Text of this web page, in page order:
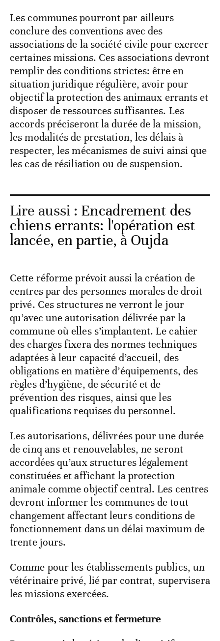
Les communes pourront par ailleurs
conclure des conventions avec des
associations de la société civile pour exercer
certaines missions. Ces associations devront
remplir des conditions strictes: être en
situation juridique régulière, avoir pour
objectif la protection des animaux errants et
disposer de ressources suffisantes. Les
accords préciseront la durée de la mission,
les modalités de prestation, les délais à
respecter, les mécanismes de suivi ainsi que
les cas de résiliation ou de suspension.
Lire aussi : Encadrement des
chiens errants: l'opération est
lancée, en partie, à Oujda
Cette réforme prévoit aussi la création de
centres par des personnes morales de droit
privé. Ces structures ne verront le jour
qu’avec une autorisation délivrée par la
commune où elles s’implantent. Le cahier
des charges fixera des normes techniques
adaptées à leur capacité d’accueil, des
obligations en matière d’équipements, des
règles d’hygiène, de sécurité et de
prévention des risques, ainsi que les
qualifications requises du personnel.
Les autorisations, délivrées pour une durée
de cinq ans et renouvelables, ne seront
accordées qu’aux structures légalement
constituées et affichant la protection
animale comme objectif central. Les centres
devront informer les communes de tout
changement affectant leurs conditions de
fonctionnement dans un délai maximum de
trente jours.
Comme pour les établissements publics, un
vétérinaire privé, lié par contrat, supervisera
les missions exercées.
Contrôles, sanctions et fermeture